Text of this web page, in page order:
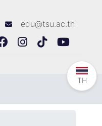
edu@tsu.ac.th
TH